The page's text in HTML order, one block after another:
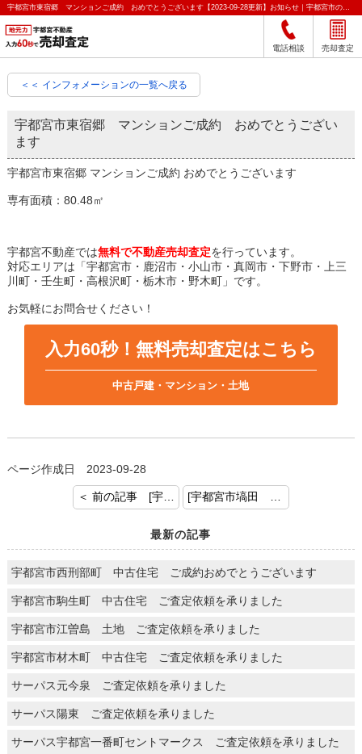
宇都宮市東宿郷 マンションご成約 おめでとうございます【2023-09-28更新】お知らせ｜宇都宮市の不動産をクイック売却査定｜宇都宮不動産
電話相談 売却査定
＜＜ インフォメーションの一覧へ戻る
宇都宮市東宿郷 マンションご成約 おめでとうござい
ます
宇都宮市東宿郷 マンションご成約 おめでとうございます
専有面積：80.48㎡
宇都宮不動産では無料で不動産売却査定を行っています。
対応エリアは「宇都宮市・鹿沼市・小山市・真岡市・下野市・上三
川町・壬生町・高根沢町・栃木市・野木町」です。
お気軽にお問合せください！
入力60秒！無料売却査定はこちら
中古戸建・マンション・土地
ページ作成日 2023-09-28
＜ 前の記事 [宇都宮市戸祭台 土地付建物 ご成約おめでとうございます]
最新の記事
宇都宮市西刑部町 中古住宅 ご成約おめでとうございます
宇都宮市駒生町 中古住宅 ご査定依頼を承りました
宇都宮市江曽島 土地 ご査定依頼を承りました
宇都宮市材木町 中古住宅 ご査定依頼を承りました
サーパス元今泉 ご査定依頼を承りました
サーパス陽東 ご査定依頼を承りました
サーパス宇都宮一番町セントマークス ご査定依頼を承りました